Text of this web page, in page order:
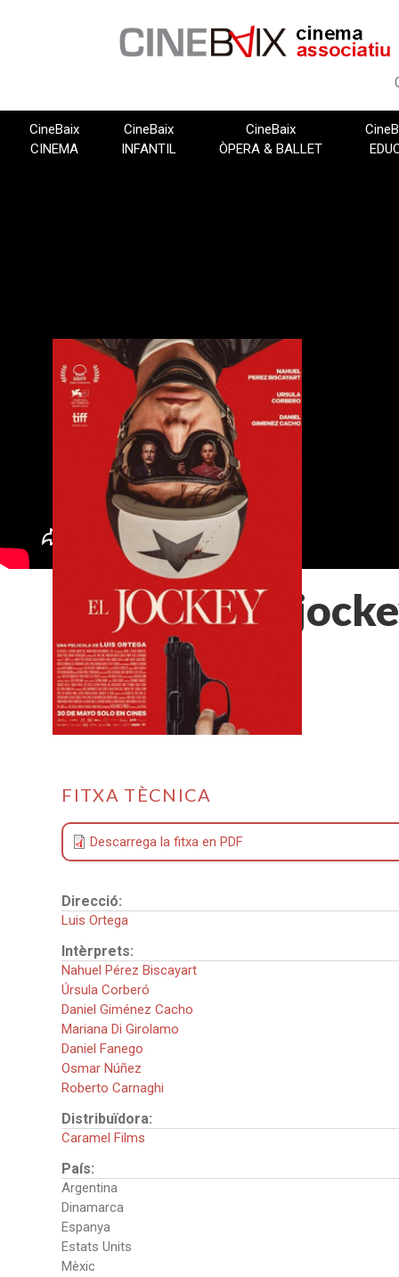
CineBaix
CINEMA
CineBaix
INFANTIL
CineBaix
ÒPERA & BALLET
El
FITXA TÈCNICA
Descarrega la fitxa en PDF
Direcció:
Luis Ortega
Intèrprets:
Nahuel Pérez Biscayart
Úrsula Corberó
Daniel Giménez Cacho
Mariana Di Girolamo
Daniel Fanego
Osmar Núñez
Roberto Carnaghi
Distribuïdora:
Caramel Films
País:
Argentina
Dinamarca
Espanya
Estats Units
Mèxic